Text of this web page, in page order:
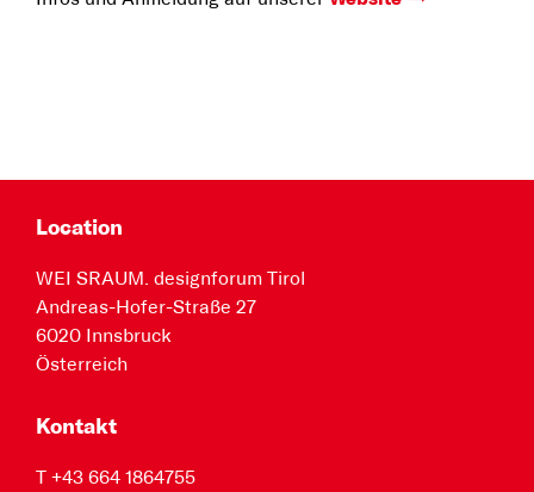
Location
WEI SRAUM. designforum Tirol
Andreas-Hofer-Straße 27
6020 Innsbruck
Österreich
Kontakt
T +43 664 1864755